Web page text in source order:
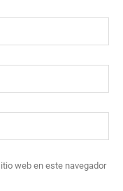
web en este navegador